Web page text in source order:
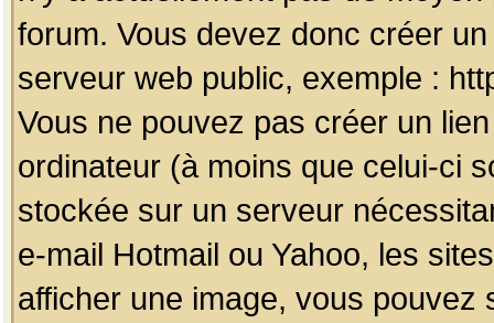
forum. Vous devez donc créer
serveur web public, exemple :
Vous ne pouvez pas créer un
ordinateur (à moins que celui-ci
stockée sur un serveur
e-mail Hotmail ou Yahoo, les
afficher une image, vous pouvez